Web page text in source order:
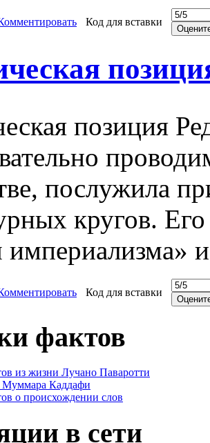
Код для вставки
позиция
послужила
кругов.
империализма»
Код для вставки
фактов
из жизни Лучано Паваротти
Муммара Каддафи
о происхождении слов
в сети